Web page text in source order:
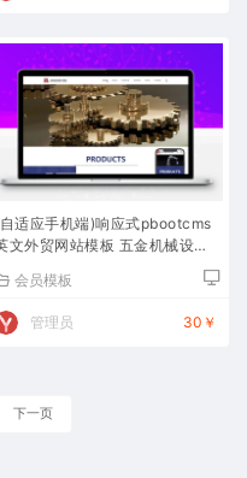
适应手机端)响应式pbootcms
文外贸网站模板 五金机械设备
会员模板
管理员 30￥
下一页